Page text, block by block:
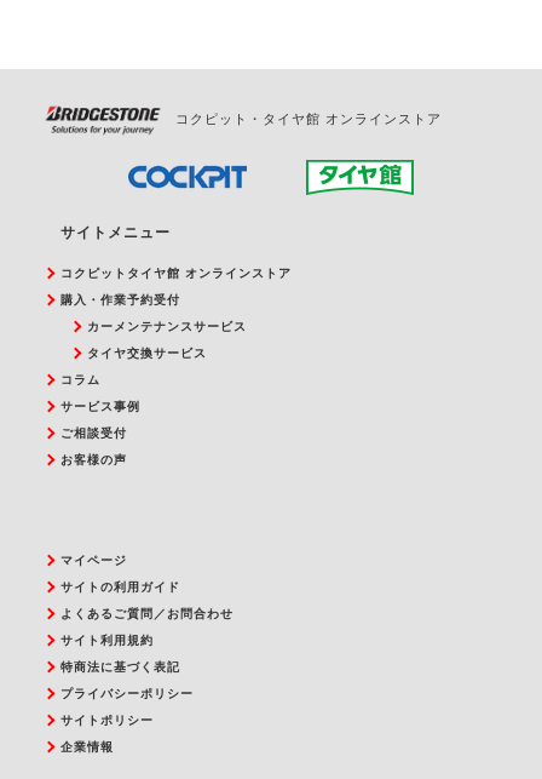
コクピット・タイヤ館 オンラインストア
サイトメニュー
コクピットタイヤ館 オンラインストア
購入・作業予約受付
カーメンテナンスサービス
タイヤ交換サービス
コラム
サービス事例
ご相談受付
お客様の声
マイページ
サイトの利用ガイド
よくあるご質問／お問合わせ
サイト利用規約
特商法に基づく表記
プライバシーポリシー
サイトポリシー
企業情報